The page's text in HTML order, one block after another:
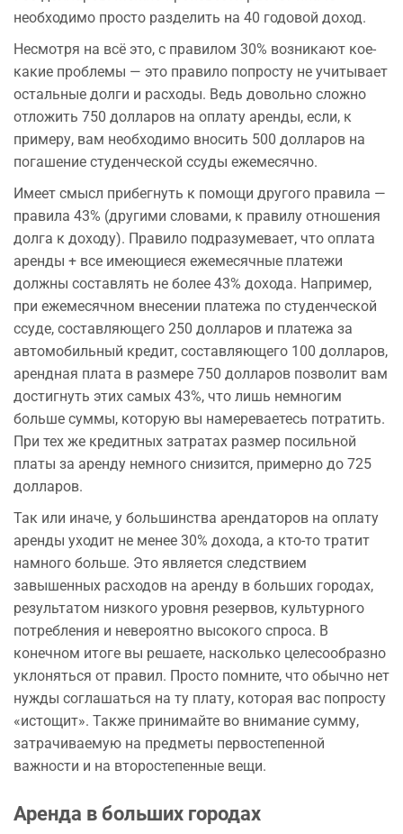
необходимо просто разделить на 40 годовой доход.
Несмотря на всё это, с правилом 30% возникают кое-
какие проблемы — это правило попросту не учитывает
остальные долги и расходы. Ведь довольно сложно
отложить 750 долларов на оплату аренды, если, к
примеру, вам необходимо вносить 500 долларов на
погашение студенческой ссуды ежемесячно.
Имеет смысл прибегнуть к помощи другого правила —
правила 43% (другими словами, к правилу отношения
долга к доходу). Правило подразумевает, что оплата
аренды + все имеющиеся ежемесячные платежи
должны составлять не более 43% дохода. Например,
при ежемесячном внесении платежа по студенческой
ссуде, составляющего 250 долларов и платежа за
автомобильный кредит, составляющего 100 долларов,
арендная плата в размере 750 долларов позволит вам
достигнуть этих самых 43%, что лишь немногим
больше суммы, которую вы намереваетесь потратить.
При тех же кредитных затратах размер посильной
платы за аренду немного снизится, примерно до 725
долларов.
Так или иначе, у большинства арендаторов на оплату
аренды уходит не менее 30% дохода, а кто-то тратит
намного больше. Это является следствием
завышенных расходов на аренду в больших городах,
результатом низкого уровня резервов, культурного
потребления и невероятно высокого спроса. В
конечном итоге вы решаете, насколько целесообразно
уклоняться от правил. Просто помните, что обычно нет
нужды соглашаться на ту плату, которая вас попросту
«истощит». Также принимайте во внимание сумму,
затрачиваемую на предметы первостепенной
важности и на второстепенные вещи.
Аренда в больших городах